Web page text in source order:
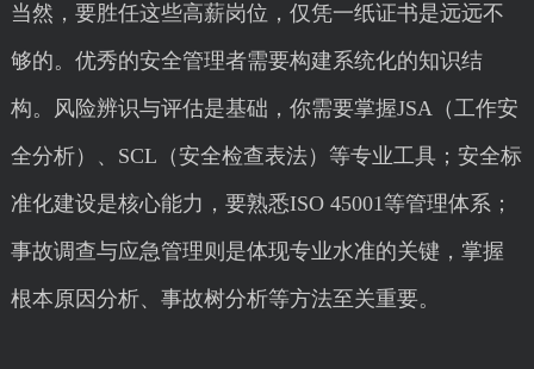
当然，要胜任这些高薪岗位，仅凭一纸证书是远远不
够的。优秀的安全管理者需要构建系统化的知识结
构。风险辨识与评估是基础，你需要掌握JSA（工作安
全分析）、SCL（安全检查表法）等专业工具；安全标
准化建设是核心能力，要熟悉ISO 45001等管理体系；
事故调查与应急管理则是体现专业水准的关键，掌握
根本原因分析、事故树分析等方法至关重要。